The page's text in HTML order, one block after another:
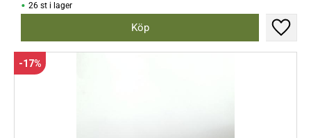
Lägg
26 st i lager
17%